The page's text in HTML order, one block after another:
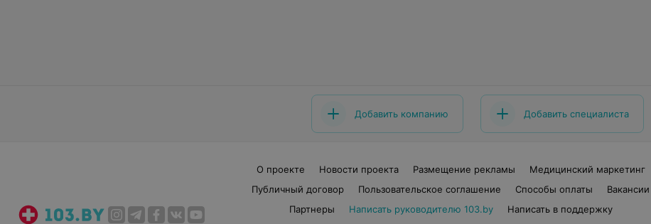
Добавить компанию Добавить специалиста
О проекте Новости проекта Размещение рекламы
Медицинский маркетинг
Публичный договор
Пользовательское соглашение Способы оплаты
Вакансии
Партнеры
Написать руководителю 103.by
Написать в поддержку